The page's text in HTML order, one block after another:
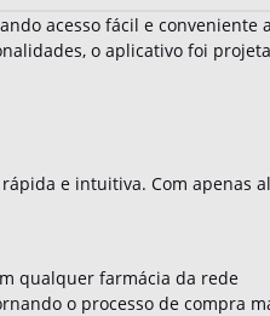
acesso fácil e conveniente
o aplicativo foi
e intuitiva. Com apenas
qualquer farmácia da rede
o processo de compra